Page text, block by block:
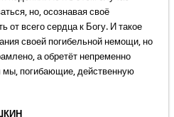
но, осознавая своё
от всего сердца к Богу. И такое
своей погибельной немощи, но
а обретёт непременно
погибающие, действенную